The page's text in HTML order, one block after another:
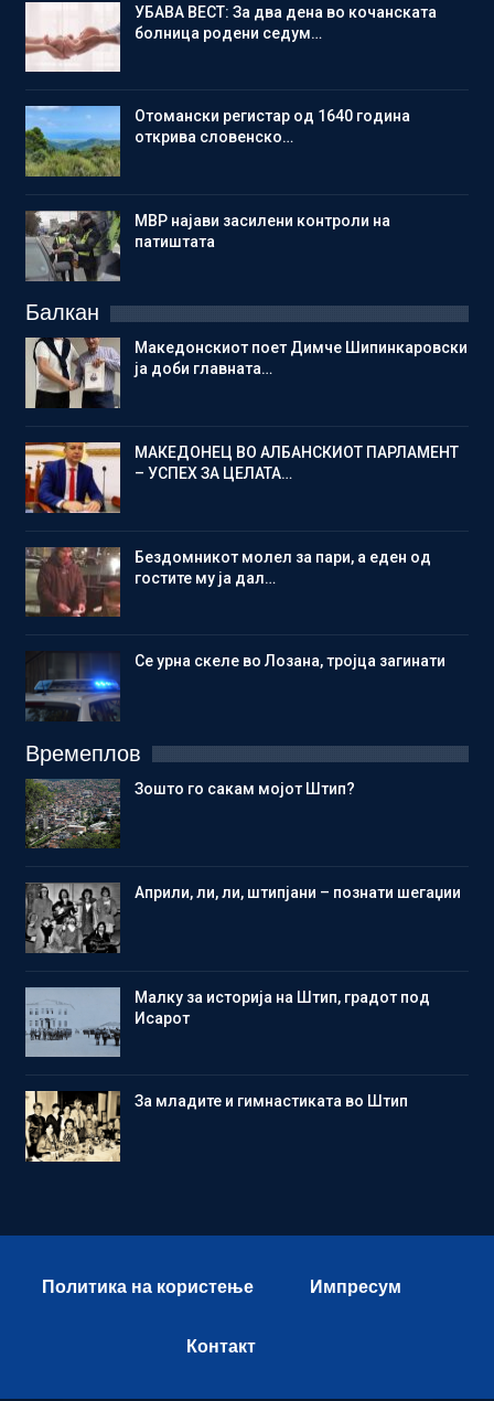
УБАВА ВЕСТ: За два дена во кочанската
болница родени седум…
Отомански регистар од 1640 година
открива словенско…
МВР најави засилени контроли на
патиштата
Балкан
Македонскиот поет Димче Шипинкаровски
ја доби главната…
МАКЕДОНЕЦ ВО АЛБАНСКИОТ ПАРЛАМЕНТ
– УСПЕХ ЗА ЦЕЛАТА…
Бездомникот молел за пари, а еден од
гостите му ја дал…
Се урна скеле во Лозана, тројца загинати
Времеплов
Зошто го сакам мојот Штип?
Aприли, ли, ли, штипјани – познати шегаџии
Малку за историја на Штип, градот под
Исарот
Зa младите и гимнастиката во Штип
Политика на користење Импресум
Контакт